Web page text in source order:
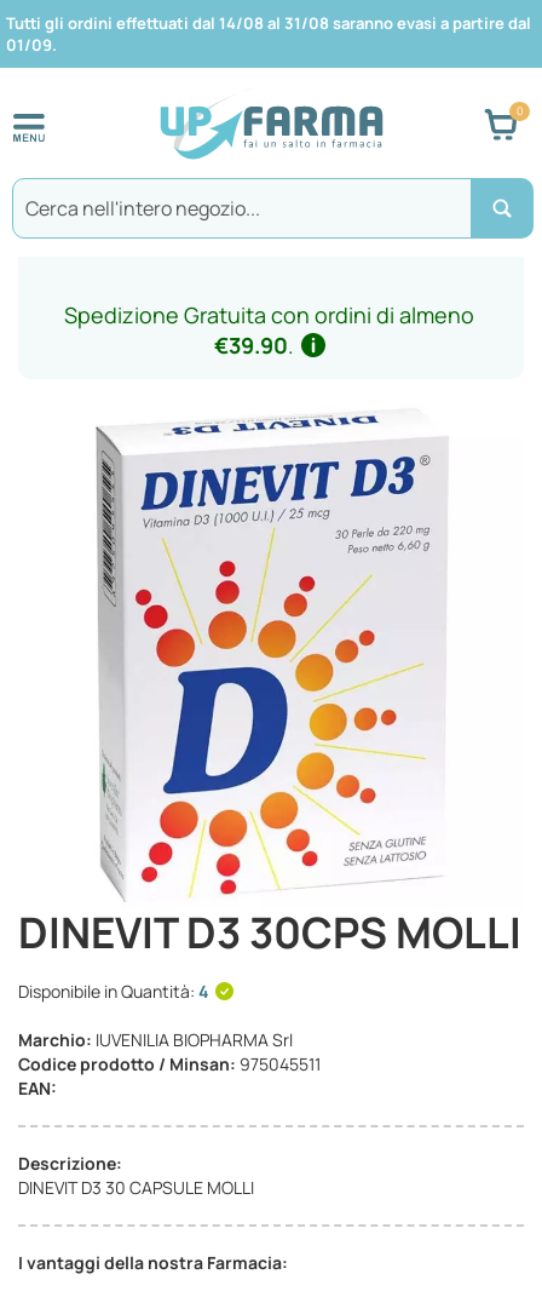
Tutti gli ordini effettuati dal 14/08 al 31/08 saranno evasi a partire dal
01/09.
Spedizione Gratuita con ordini di almeno
€39.90.
DINEVIT D3 30CPS MOLLI
Disponibile in Quantità: 4
Marchio: IUVENILIA BIOPHARMA Srl
Codice prodotto / Minsan: 975045511
EAN:
Descrizione:
DINEVIT D3 30 CAPSULE MOLLI
I vantaggi della nostra Farmacia:
Vai
all'inizio
galleria
immagini